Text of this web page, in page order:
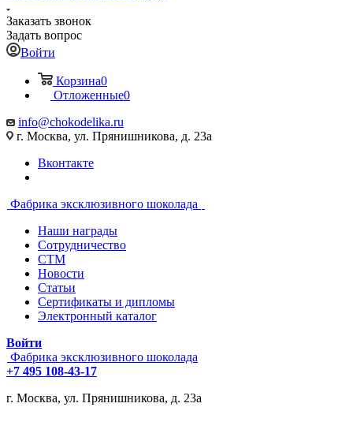
Заказать звонок
Задать вопрос
Войти
Корзина0
Отложенные0
info@chokodelika.ru
г. Москва, ул. Прянишникова, д. 23а
Вконтакте
Фабрика эксклюзивного шоколада
Наши награды
Сотрудничество
СТМ
Новости
Статьи
Сертификаты и дипломы
Электронный каталог
Войти
Фабрика эксклюзивного шоколада
+7 495 108-43-17
г. Москва, ул. Прянишникова, д. 23а